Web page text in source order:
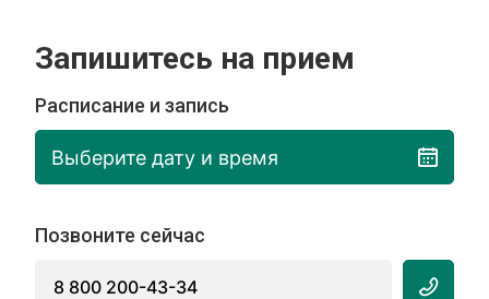
Запишитесь на прием
Расписание и запись
Выберите дату и время
Позвоните сейчас
8 800 200-43-34